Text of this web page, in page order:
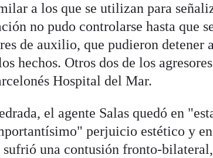
a los que se utilizan para
no pudo controlarse hasta que
de auxilio, que pudieron detener
hechos. Otros dos de los
Hospital del Mar.
el agente Salas quedó en
perjuicio estético y
una contusión fronto-